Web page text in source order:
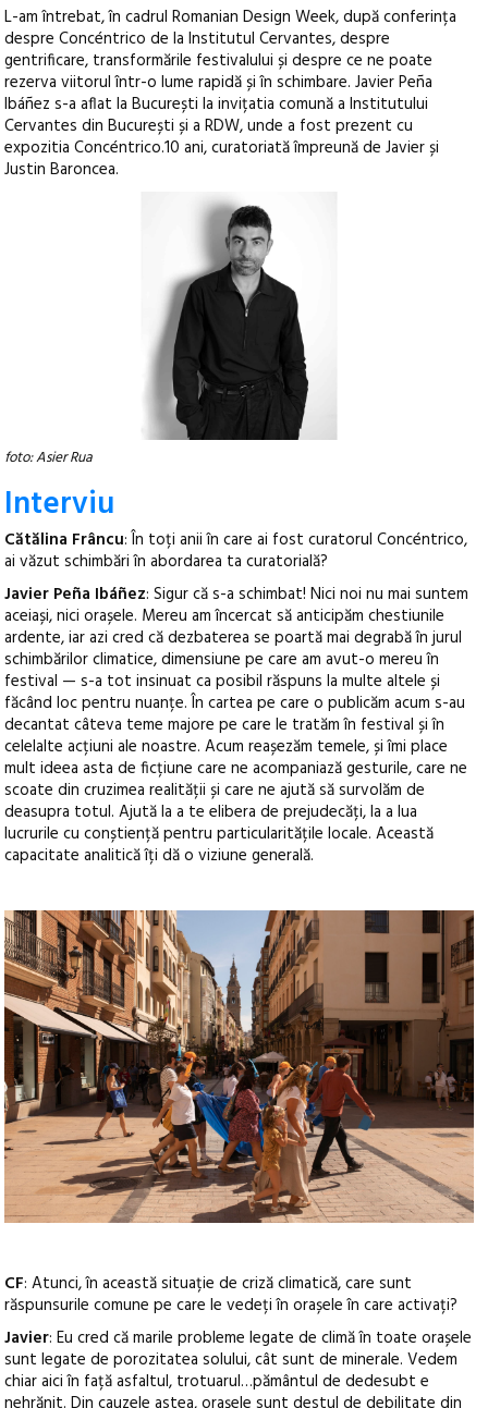
L-am întrebat, în cadrul Romanian Design Week, după conferința
despre Concéntrico de la Institutul Cervantes, despre
gentrificare, transformările festivalului și despre ce ne poate
rezerva viitorul într-o lume rapidă și în schimbare. Javier Peña
Ibáñez s-a aflat la București la invițatia comună a Institutului
Cervantes din București și a RDW, unde a fost prezent cu
expozitia Concéntrico.10 ani, curatoriată împreună de Javier și
Justin Baroncea.
foto: Asier Rua
Interviu
Cătălina Frâncu: În toți anii în care ai fost curatorul Concéntrico,
ai văzut schimbări în abordarea ta curatorială?
Javier Peña Ibáñez: Sigur că s-a schimbat! Nici noi nu mai suntem
aceiași, nici orașele. Mereu am încercat să anticipăm chestiunile
ardente, iar azi cred că dezbaterea se poartă mai degrabă în jurul
schimbărilor climatice, dimensiune pe care am avut-o mereu în
festival — s-a tot insinuat ca posibil răspuns la multe altele și
făcând loc pentru nuanțe. În cartea pe care o publicăm acum s-au
decantat câteva teme majore pe care le tratăm în festival și în
celelalte acțiuni ale noastre. Acum reașezăm temele, și îmi place
mult ideea asta de ficțiune care ne acompaniază gesturile, care ne
scoate din cruzimea realității și care ne ajută să survolăm de
deasupra totul. Ajută la a te elibera de prejudecăți, la a lua
lucrurile cu conștiență pentru particularitățile locale. Această
capacitate analitică îți dă o viziune generală.
CF: Atunci, în această situație de criză climatică, care sunt
răspunsurile comune pe care le vedeți în orașele în care activați?
Javier: Eu cred că marile probleme legate de climă în toate orașele
sunt legate de porozitatea solului, cât sunt de minerale. Vedem
chiar aici în față asfaltul, trotuarul…pământul de dedesubt e